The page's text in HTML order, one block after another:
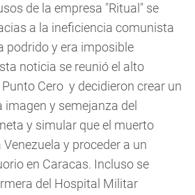
de la empresa "Ritual" se
a la ineficiencia comunista
podrido y era imposible
noticia se reunió el alto
Cero y decidieron crear un
imagen y semejanza del
y simular que el muerto
y proceder a un
en Caracas. Incluso se
del Hospital Militar